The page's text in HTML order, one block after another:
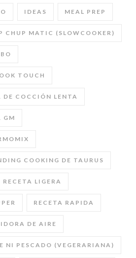
IDEAS MEAL PREP
CHUP MATIC (SLOWCOOKER)
TOUCH
DE COCCIÓN LENTA
GM
COOKING DE TAURUS
RECETA LIGERA
RECETA RAPIDA
DE AIRE
NI PESCADO (VEGERARIANA)